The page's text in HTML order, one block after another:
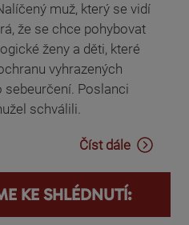
muž, který se vidí
že se chce pohybovat
ženy a děti, které
vyhrazených
Poslanci
schválili.
Číst dále
KE SHLÉDNUTÍ: